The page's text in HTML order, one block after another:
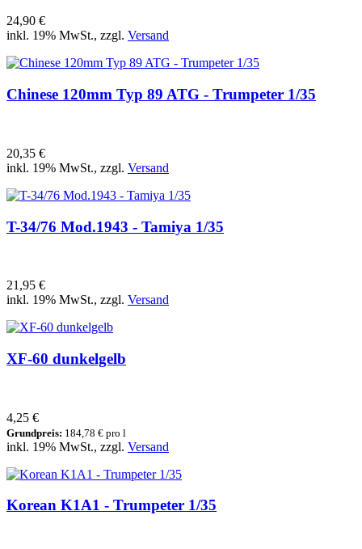
24,90 €
inkl. 19% MwSt., zzgl. Versand
Chinese 120mm Typ 89 ATG - Trumpeter 1/35
20,35 €
inkl. 19% MwSt., zzgl. Versand
T-34/76 Mod.1943 - Tamiya 1/35
21,95 €
inkl. 19% MwSt., zzgl. Versand
XF-60 dunkelgelb
4,25 €
Grundpreis: 184,78 € pro l
inkl. 19% MwSt., zzgl. Versand
Korean K1A1 - Trumpeter 1/35